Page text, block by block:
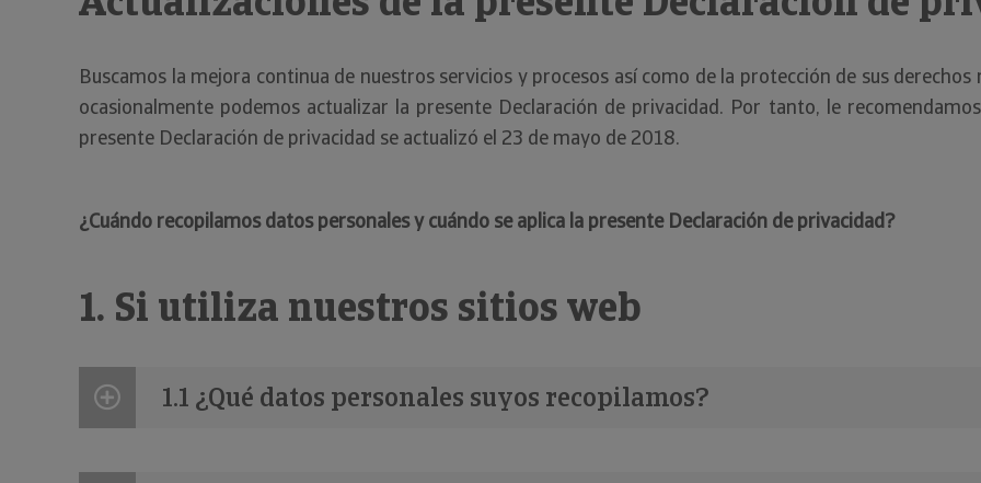
Buscamos la mejora continua de nuestros servicios y procesos así como de la protección de sus
ocasionalmente podemos actualizar la presente Declaración de privacidad. Por tanto, le
presente Declaración de privacidad se actualizó el 23 de mayo de 2018.
¿Cuándo recopilamos datos personales y cuándo se aplica la presente Declaración de privacidad?
1. Si utiliza nuestros sitios web
1.1 ¿Qué datos personales suyos recopilamos?